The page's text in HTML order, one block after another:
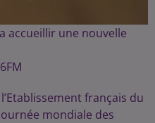
accueillir une nouvelle
français du
mondiale des